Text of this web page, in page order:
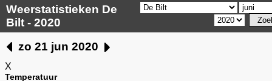
Weerstatistieken De
Bilt - 2020
zo 21 jun 2020
X
Temperatuur